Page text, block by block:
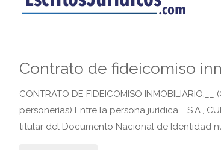
Contrato de fideicomiso
CONTRATO DE FIDEICOMISO
personerías) Entre la persona jurídica … S.A.,
titular del Documento Nacional de Identidad